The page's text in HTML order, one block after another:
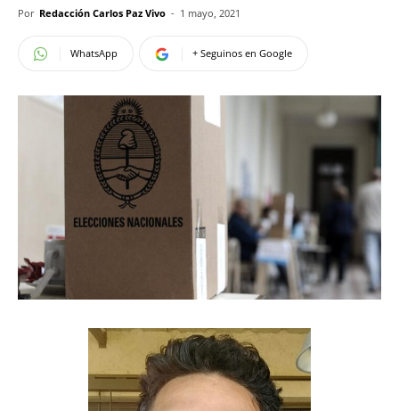
Por Redacción Carlos Paz Vivo - 1 mayo, 2021
WhatsApp + Seguinos en Google